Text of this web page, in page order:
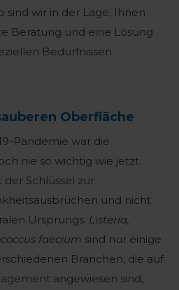
sind wir in der Lage, Ihnen
Beratung und eine Lösung
Bedürfnissen
Oberfläche
Pandemie war die
nie so wichtig wie jetzt.
Schlüssel zur
und nicht
Ursprungs. Listeria,
faecium sind nur einige
Branchen, die auf
angewiesen sind,